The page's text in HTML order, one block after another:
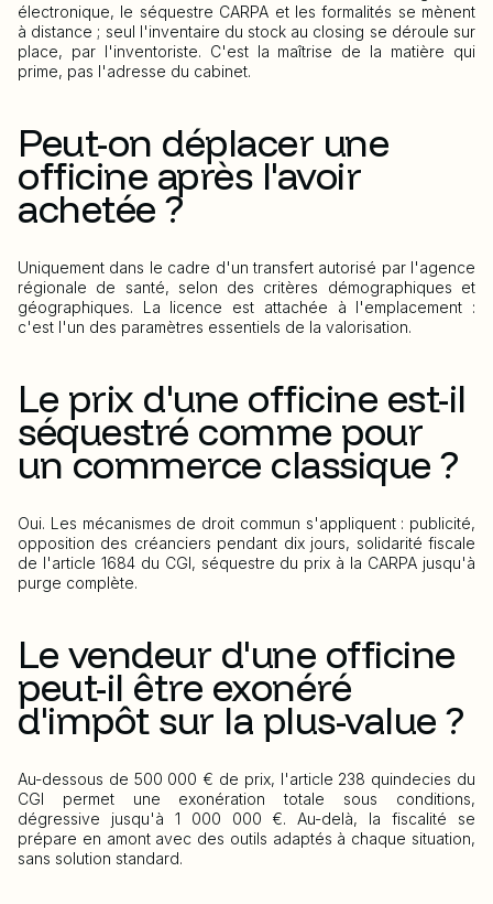
électronique, le séquestre CARPA et les formalités se mènent
à distance ; seul l'inventaire du stock au closing se déroule sur
place, par l'inventoriste. C'est la maîtrise de la matière qui
prime, pas l'adresse du cabinet.
Peut-on déplacer une
officine après l'avoir
achetée ?
Uniquement dans le cadre d'un transfert autorisé par l'agence
régionale de santé, selon des critères démographiques et
géographiques. La licence est attachée à l'emplacement :
c'est l'un des paramètres essentiels de la valorisation.
Le prix d'une officine est-il
séquestré comme pour
un commerce classique ?
Oui. Les mécanismes de droit commun s'appliquent : publicité,
opposition des créanciers pendant dix jours, solidarité fiscale
de l'article 1684 du CGI, séquestre du prix à la CARPA jusqu'à
purge complète.
Le vendeur d'une officine
peut-il être exonéré
d'impôt sur la plus-value ?
Au-dessous de 500 000 € de prix, l'article 238 quindecies du
CGI permet une exonération totale sous conditions,
dégressive jusqu'à 1 000 000 €. Au-delà, la fiscalité se
prépare en amont avec des outils adaptés à chaque situation,
sans solution standard.